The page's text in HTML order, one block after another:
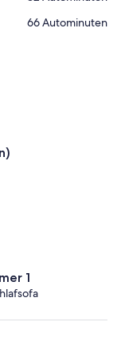
‪66 Autominuten‬
1